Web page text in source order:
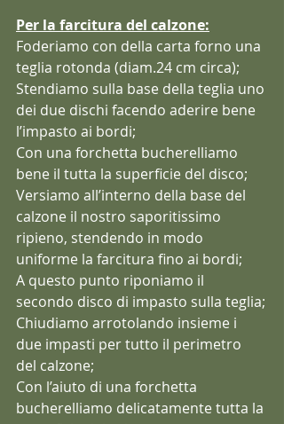
Per la farcitura del calzone:
Foderiamo con della carta forno una
teglia rotonda (diam.24 cm circa);
Stendiamo sulla base della teglia uno
dei due dischi facendo aderire bene
l’impasto ai bordi;
Con una forchetta bucherelliamo
bene il tutta la superficie del disco;
Versiamo all’interno della base del
calzone il nostro saporitissimo
ripieno, stendendo in modo
uniforme la farcitura fino ai bordi;
A questo punto riponiamo il
secondo disco di impasto sulla teglia;
Chiudiamo arrotolando insieme i
due impasti per tutto il perimetro
del calzone;
Con l’aiuto di una forchetta
bucherelliamo delicatamente tutta la